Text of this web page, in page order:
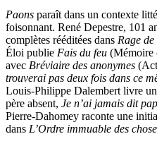
Paons paraît dans un contexte
foisonnant. René Depestre, 101
complètes rééditées dans Rage
Éloi publie Fais du feu (Mémoire
avec Bréviaire des anonymes
trouverai pas deux fois dans ce
Louis-Philippe Dalembert livre
père absent, Je n’ai jamais dit
Pierre-Dahomey raconte une
dans L’Ordre immuable des